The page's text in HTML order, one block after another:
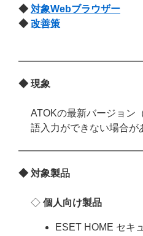
◆ 対象Webブラウザー
◆ 改善策
◆ 現象
ATOKの最新バージョン
語入力ができない場合が
◆ 対象製品
◇ 個人向け製品
ESET HOME セキ